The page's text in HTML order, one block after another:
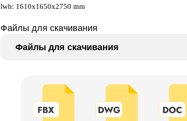
lwh: 1610x1650x2750 mm
Файлы для скачивания
Файлы для скачивания